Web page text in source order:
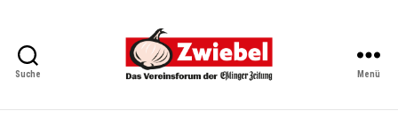
Suche Menü